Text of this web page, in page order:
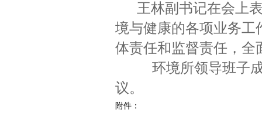
王林副书记在会上
境与健康的各项业务工
体责任和监督责任，全
环境所领导班子
议。
附件：